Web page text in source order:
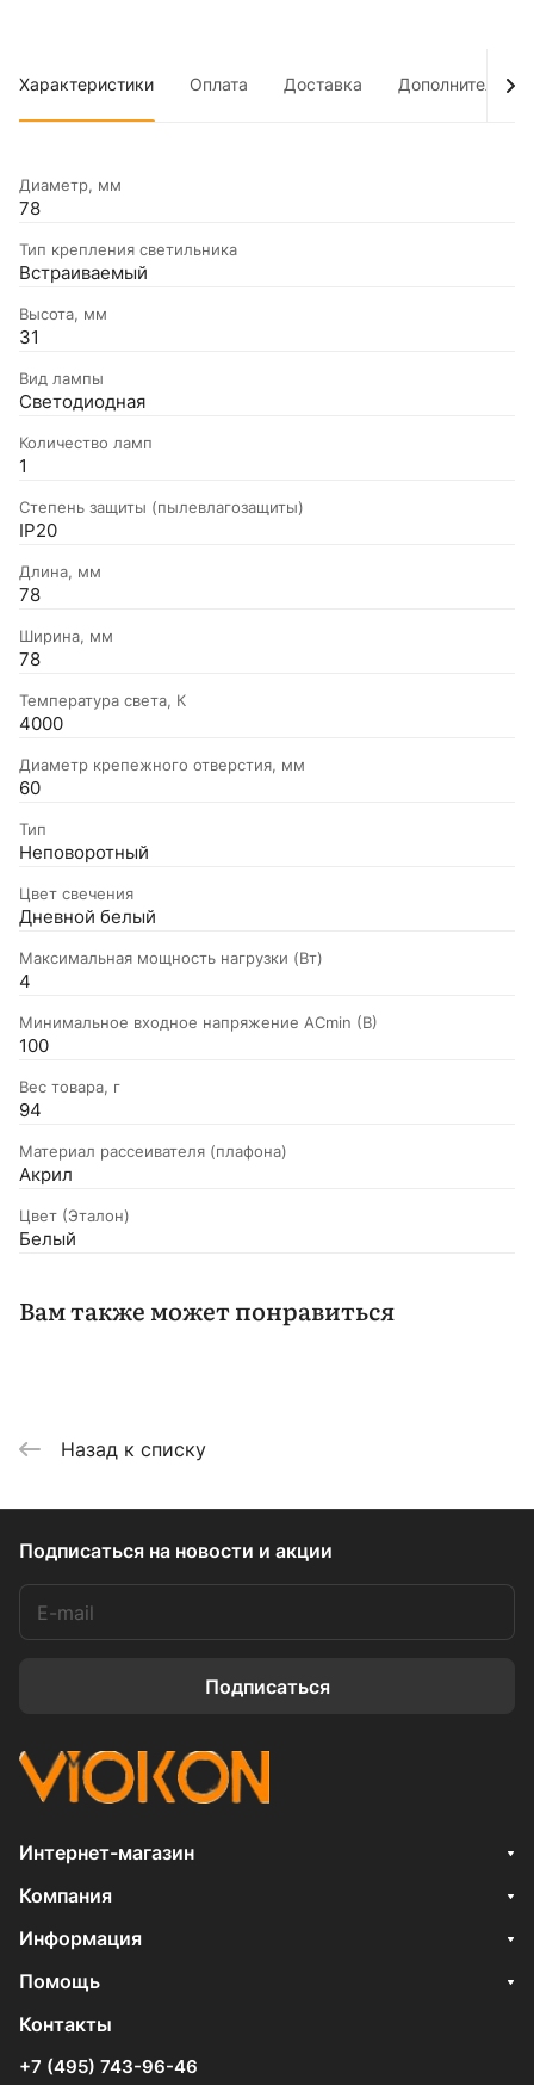
Характеристики Оплата Доставка Дополнительно
Диаметр, мм
78
Тип крепления светильника
Встраиваемый
Высота, мм
31
Вид лампы
Светодиодная
Количество ламп
1
Степень защиты (пылевлагозащиты)
IP20
Длина, мм
78
Ширина, мм
78
Температура света, К
4000
Диаметр крепежного отверстия, мм
60
Тип
Неповоротный
Цвет свечения
Дневной белый
Максимальная мощность нагрузки (Вт)
4
Минимальное входное напряжение ACmin (B)
100
Вес товара, г
94
Материал рассеивателя (плафона)
Акрил
Цвет (Эталон)
Белый
Вам также может понравиться
Назад к списку
Подписаться на новости и акции
Подписаться
Интернет-магазин
Компания
Информация
Помощь
Контакты
+7 (495) 743-96-46